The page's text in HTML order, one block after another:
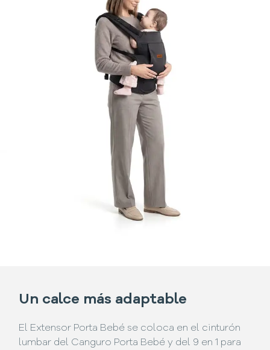
Un calce más adaptable
El Extensor Porta Bebé se coloca en el cinturón
lumbar del Canguro Porta Bebé y del 9 en 1 para